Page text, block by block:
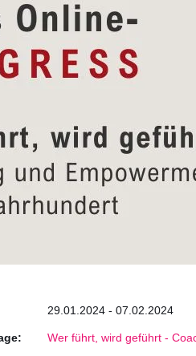
29.01.2024 - 07.02.2024
Wer führt, wird geführt -